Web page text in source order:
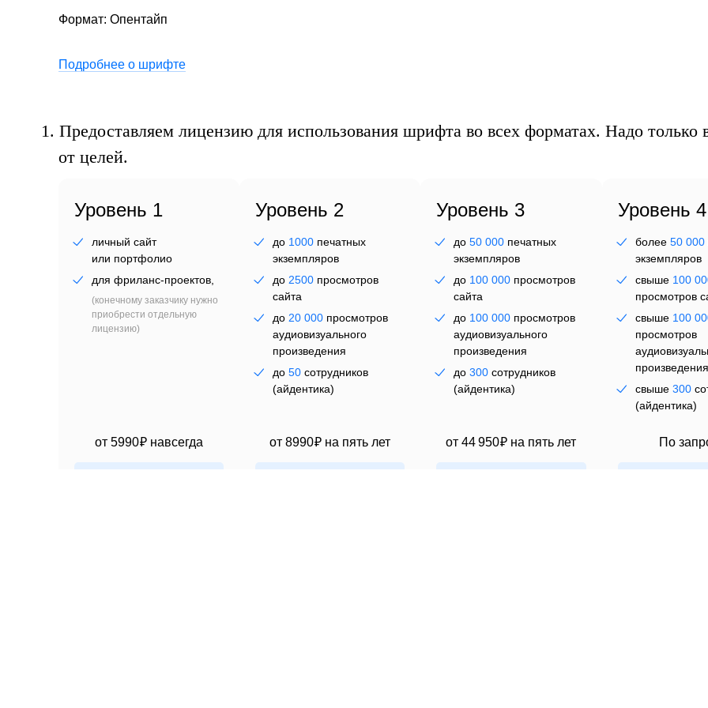
Формат: Опентайп
Подробнее о шрифте
1. Предоставляем лицензию для использования шрифта во всех форматах. Надо только
от целей.
Уровень 1
личный сайт
или портфолио
для фриланс-проектов,
(конечному заказчику нужно
приобрести отдельную
лицензию)
от5990 ₽ навсегда
Уровень 2
до 1000 печатных
экземпляров
до 2500 просмотров
сайта
до 20 000 просмотров
аудиовизуального
произведения
до50 сотрудников
(айдентика)
от8990 ₽ на пять лет
Уровень 3
до50 000 печатных
экземпляров
до 100 000 просмотров
сайта
до 100 000 просмотров
аудиовизуального
произведения
до300 сотрудников
(айдентика)
от44 950 ₽ на пять лет
Уровень 4
более 50 000
экземпляров
свыше 100
просмотров
свыше 100
просмотров
произведения
свыше 300
(айдентика)
По